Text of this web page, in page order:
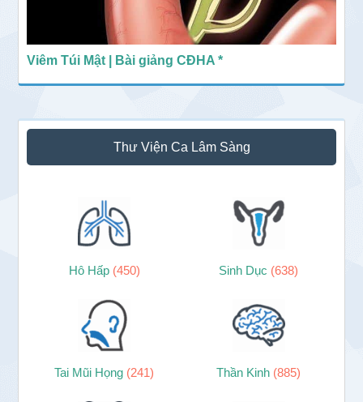
Viêm Túi Mật | Bài giảng CĐHA *
Thư Viện Ca Lâm Sàng
Hô Hấp (450) Sinh Dục (638)
Tai Mũi Họng (241) Thần Kinh (885)